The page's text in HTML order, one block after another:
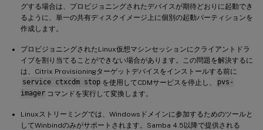
グする場合は、プロビジョニングされたデバイスが期待どおりに起動でき
るように、単一の共有ディスクイメージ上に個別の起動パーティションを
作成します。
プロビジョニングされたLinux仮想マシンセッションにクライアントドラ
イブを割り当てることができない場合があります。この問題を解決するに
は、Citrix Provisioningターゲットデバイスをインストールする前に
service ctxcdm stop を使用してCDMサービスを停止し、
pvs-
imager コマンドを実行して変換します。
Linuxストリーミングでは、Windowsドメインに参加するためのツールと
してWinbindのみがサポートされます。Samba 4.5以降で提供される